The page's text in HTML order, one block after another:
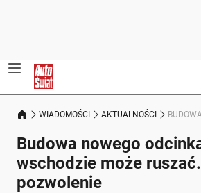
WIADOMOŚCI AKTUALNOŚCI
Budowa nowego
wschodzie może
pozwolenie